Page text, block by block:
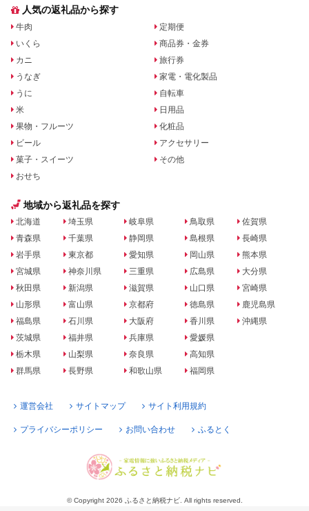
人気の返礼品から探す
牛肉
いくら
カニ
うなぎ
うに
米
果物・フルーツ
ビール
菓子・スイーツ
おせち
定期便
商品券・金券
旅行券
家電・電化製品
自転車
日用品
化粧品
アクセサリー
その他
地域から返礼品を探す
北海道
青森県
岩手県
宮城県
秋田県
山形県
福島県
茨城県
栃木県
群馬県
埼玉県
千葉県
東京都
神奈川県
新潟県
富山県
石川県
福井県
山梨県
長野県
岐阜県
静岡県
愛知県
三重県
滋賀県
京都府
大阪府
兵庫県
奈良県
和歌山県
鳥取県
島根県
岡山県
広島県
山口県
徳島県
香川県
愛媛県
高知県
福岡県
佐賀県
長崎県
熊本県
大分県
宮崎県
鹿児島県
沖縄県
運営会社 サイトマップ サイト利用規約
プライバシーポリシー お問い合わせ ふるとく
© Copyright 2026 ふるさと納税ナビ. All rights reserved.